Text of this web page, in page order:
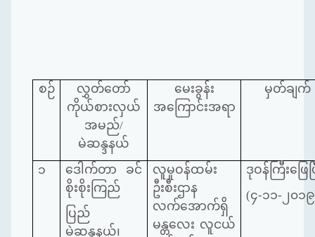
စဉ်
လွှတ်တော်
ကိုယ်စားလှယ်
အမည်/
မဲဆန္ဒနယ်
မေးခွန်း
အကြောင်းအရာ
မှတ်ချက်
၁
ဒေါက်တာ ခင်
စိုးစိုးကြည်
ပြည်
မဲဆန္ဒနယ်၊
လူမှုဝန်ထမ်း
ဦးစီးဌာန
လက်အောက်ရှိ
မန္တလေး လူငယ်
ဒုဝန်ကြီးဖြေပ
(၄-၁၁-၂၀၁